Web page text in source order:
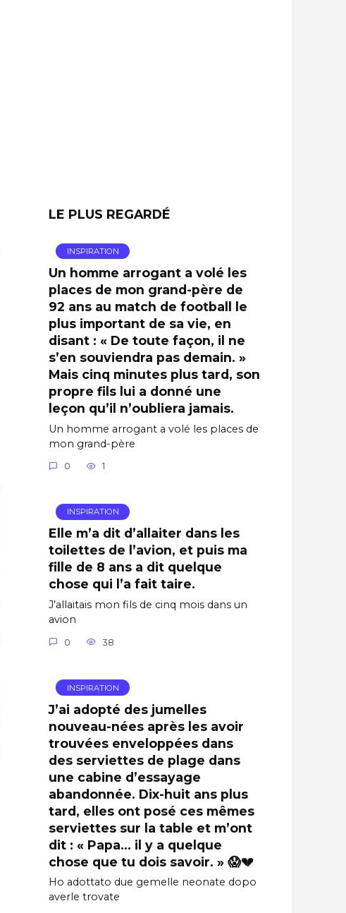
LE PLUS REGARDÉ
INSPIRATION
Un homme arrogant a volé les
places de mon grand-père de
92 ans au match de football le
plus important de sa vie, en
disant : « De toute façon, il ne
s’en souviendra pas demain. »
Mais cinq minutes plus tard, son
propre fils lui a donné une
leçon qu’il n’oubliera jamais.
Un homme arrogant a volé les places de
mon grand-père
0 1
INSPIRATION
Elle m’a dit d’allaiter dans les
toilettes de l’avion, et puis ma
fille de 8 ans a dit quelque
chose qui l’a fait taire.
J’allaitais mon fils de cinq mois dans un
avion
0 38
INSPIRATION
J’ai adopté des jumelles
nouveau-nées après les avoir
trouvées enveloppées dans
des serviettes de plage dans
une cabine d’essayage
abandonnée. Dix-huit ans plus
tard, elles ont posé ces mêmes
serviettes sur la table et m’ont
dit : « Papa… il y a quelque
chose que tu dois savoir. » 😱💔
Ho adottato due gemelle neonate dopo
averle trovate